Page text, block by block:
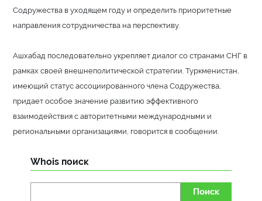
Содружества в уходящем году и определить приоритетные
направления сотрудничества на перспективу.
Ашхабад последовательно укрепляет диалог со странами СНГ в
рамках своей внешнеполитической стратегии. Туркменистан,
имеющий статус ассоциированного члена Содружества,
придает особое значение развитию эффективного
взаимодействия с авторитетными международными и
региональными организациями, говорится в сообщении.
Whois поиск
Поиск